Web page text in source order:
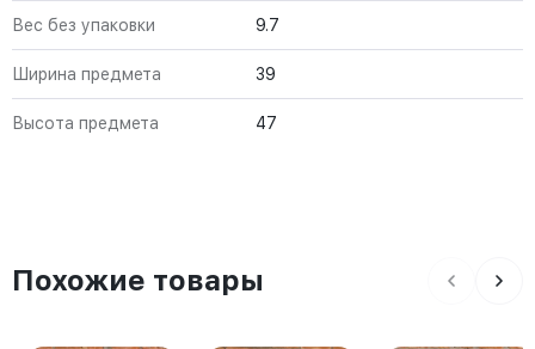
Вес без упаковки 9.7
Ширина предмета 39
Высота предмета 47
Похожие товары